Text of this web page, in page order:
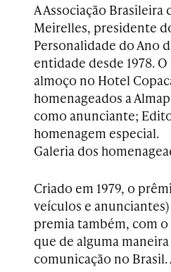
A Associação Brasileira
Meirelles, presidente
Personalidade do Ano
entidade desde 1978.
almoço no Hotel
homenageados a
como anunciante;
homenagem especial.
Galeria dos
Criado em 1979, o
veículos e
premia também, com
que de alguma
comunicação no